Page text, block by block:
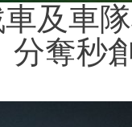
及車
分奪秒